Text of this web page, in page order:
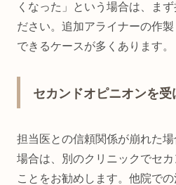
くなった」という場合は、ま
ださい。追加アライナーの作
できるケースが多くあります。
セカンドオピニオンを受
担当医との信頼関係が崩れた
場合は、別のクリニックでセ
ことをお勧めします。他院で